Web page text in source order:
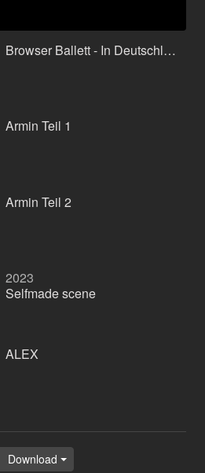
Browser Ballett - In Deutschland geboren? Gut gemacht! (Serie)
Armin Teil 1
Armin Teil 2
2023
Selfmade scene
ALEX
Download